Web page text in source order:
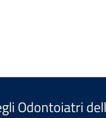
Odontoiatri